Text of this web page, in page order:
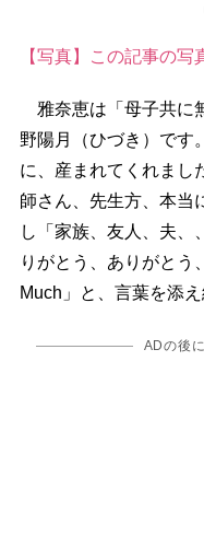
【写真】この記事の写
雅奈恵は「母子共に
野陽月（ひづき）です
に、産まれてくれまし
師さん、先生方、本当
し「家族、友人、夫、
りがとう、ありがと
Much」と、言葉を添え
ADの後